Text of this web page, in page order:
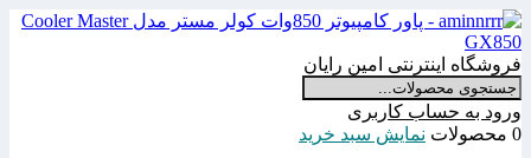
فروشگاه اینترنتی امین رایان
ورود به حساب کاربری
0 محصولات
نمایش سبد خرید